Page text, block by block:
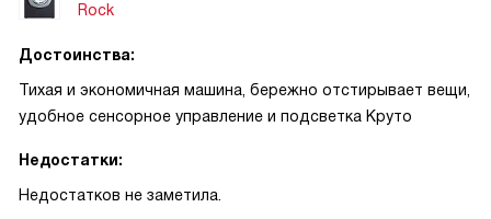
Rock
Достоинства:
Тихая и экономичная машина, бережно отстирывает вещи,
удобное сенсорное управление и подсветка Круто
Недостатки:
Недостатков не заметила.